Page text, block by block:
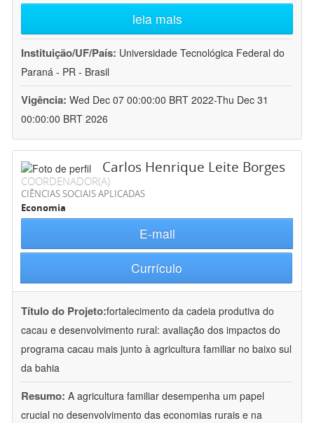
leia mais
Instituição/UF/País: Universidade Tecnológica Federal do
Paraná - PR - Brasil
Vigência: Wed Dec 07 00:00:00 BRT 2022-Thu Dec 31
00:00:00 BRT 2026
Carlos Henrique Leite Borges
COORDENADOR(A)
CIÊNCIAS SOCIAIS APLICADAS
Economia
E-mail
Currículo
Título do Projeto:fortalecimento da cadeia produtiva do
cacau e desenvolvimento rural: avaliação dos impactos do
programa cacau mais junto à agricultura familiar no baixo sul
da bahia
Resumo: A agricultura familiar desempenha um papel
crucial no desenvolvimento das economias rurais e na